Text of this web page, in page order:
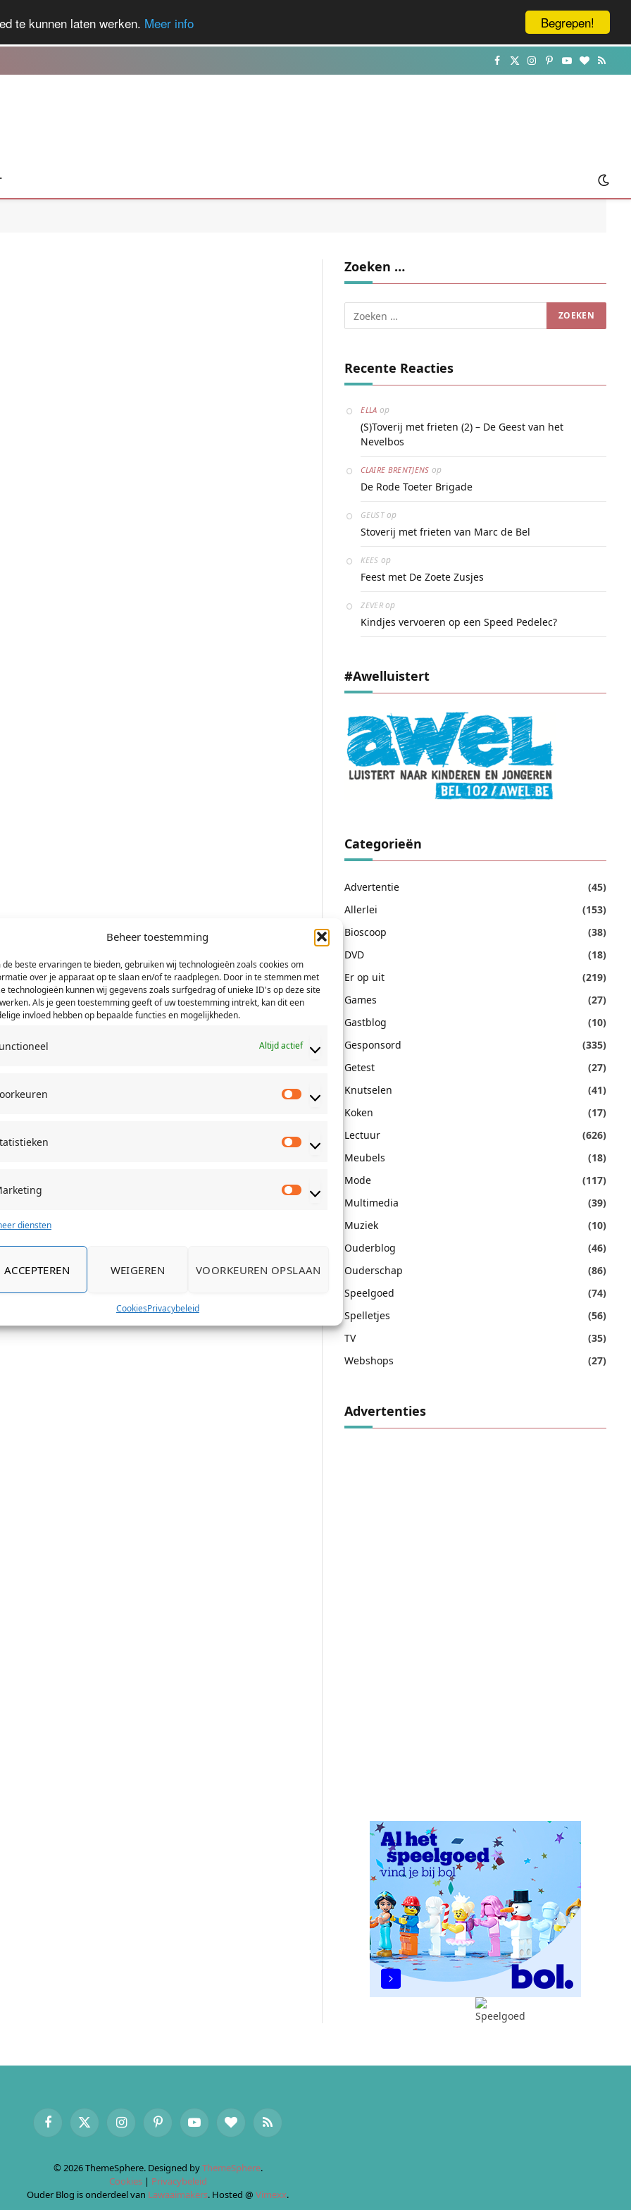
Begrepen!
te kunnen laten werken. Meer info
Beheer toestemming
de beste ervaringen te bieden, gebruiken wij technologieën zoals cookies om
over je apparaat op te slaan en/of te raadplegen. Door in te stemmen met
technologieën kunnen wij gegevens zoals surfgedrag of unieke ID's op deze site
Als je geen toestemming geeft of uw toestemming intrekt, kan dit een
invloed hebben op bepaalde functies en mogelijkheden.
Altijd actief
Voorkeuren
Statistieken
Marketing
diensten
ACCEPTEREN WEIGEREN VOORKEUREN OPSLAAN
CookiesPrivacybeleid
Facebook
X
Instagram
Pinterest
YouTube
BlogLovin
RSS
Zoeken …
Recente Reacties
ELLA op
(S)Toverij met frieten (2) – De Geest van het
Nevelbos
CLAIRE BRENTJENS op
De Rode Toeter Brigade
GEUST op
Stoverij met frieten van Marc de Bel
KEES op
Feest met De Zoete Zusjes
ZEVER op
Kindjes vervoeren op een Speed Pedelec?
#awelluistert
Categorieën
Advertentie
(45)
Allerlei
(153)
Bioscoop
(38)
DVD
(18)
Er op uit
(219)
Games
(27)
Gastblog
(10)
Gesponsord
(335)
Getest
(27)
Knutselen
(41)
Koken
(17)
Lectuur
(626)
Meubels
(18)
Mode
(117)
Multimedia
(39)
Muziek
(10)
Ouderblog
(46)
Ouderschap
(86)
Speelgoed
(74)
Spelletjes
(56)
TV
(35)
Webshops
(27)
Advertenties
FacebookX
InstagramPinterestYouTubeBlogLovinRSS
© 2026 ThemeSphere. Designed byThemeSphere.
Cookies| Privacybeleid
Ouder Blog is onderdeel van Lawaaimakers. Hosted @ Vimexx.